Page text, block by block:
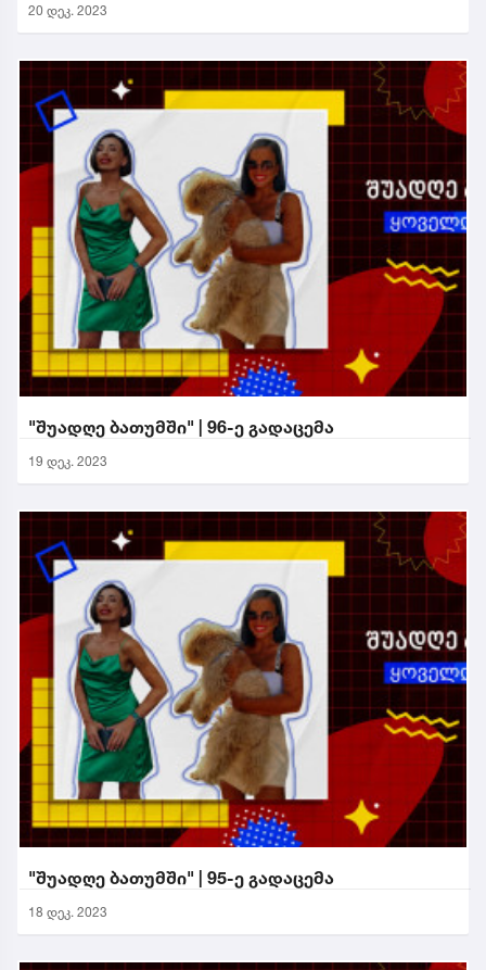
20 დეკ. 2023
"შუადღე ბათუმში" | 96-ე გადაცემა
19 დეკ. 2023
"შუადღე ბათუმში" | 95-ე გადაცემა
18 დეკ. 2023